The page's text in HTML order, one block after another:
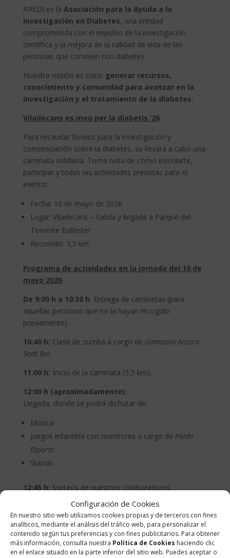
Configuración de Cookies
En nuestro sitio web utilizamos cookies propias y de terceros con fines
analíticos, mediante el análisis del tráfico web, para personalizar el
contenido según tus preferencias y con fines publicitarios. Para obtener
más información, consulta nuestra Política de Cookies haciendo clic
en el enlace situado en la parte inferior del sitio web. Puedes aceptar o
AREDI es la Asociación para la Ayuda a la
Investigación en Diabetes, una entidad
comprometida con el impulso de la investigación
científica y la mejora de la calidad de vida de las
personas que conviven con diabetes.
Nuestra misión es clara: generar recursos,
conocimiento y comunidad para avanzar en la
investigación y el tratamiento de la diabetes.
Viladecans es mou per la diabetis ‘26
Para recaudar fondos para la investigación y
concienciación sobre la diabetes, se llevará a cabo una
caminata solidaria. Toma nota de como inscribirte,
participar y todas las actividades previstas para el
evento:
Fecha: 10 de mayo de 2026.
Lugar: Viladecans – Salida y llegada a Parque del
Torrente Ballester
Recorrido: 3,5 km.
Programa de actividades en la jornada del 10 de
mayo 2026
De 9:00 h a 10:30 h: Entrega de camisetas (para
aquellas personas que no la hayan recogido
previamente).
10:40 h: Clase de zumba a cargo de Gimnasio Accura
Sant Boi.
11:00 h: Inicio de la caminata (3,5 km).
12:00 h (aproximadamente):
Llegada, donde se podrá disfrutar de:
Música
Juegos infantiles con monitores a cargo de Paido
Esports
Stands
12:45 h: Sorteos de nuestros colaboradores.
Cierre final y agradecimientos.
Entrega de camisetas de los inscritos hasta el 03
de mayo: